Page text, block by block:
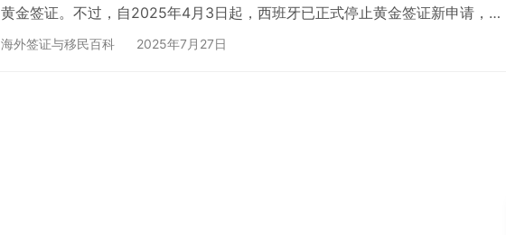
黄金签证。不过，自2025年4月3日起，西班牙已正式停止黄金签证新申请，市
场格局随之改变——对于仍想长期在西班牙定居、子女就学或进行阶段性资产配
海外签证与移民百科 2025年7月27日